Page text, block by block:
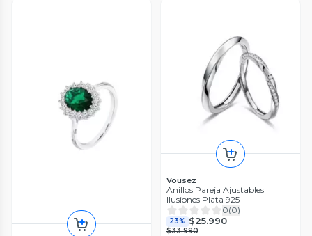
Vousez
Anillos Pareja Ajustables
Ilusiones Plata 925
0(0)
23% $25.990
$33.990